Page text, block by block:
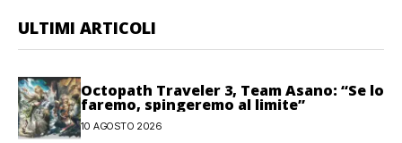
ULTIMI ARTICOLI
Octopath Traveler 3, Team Asano: “Se lo
faremo, spingeremo al limite”
10 AGOSTO 2026